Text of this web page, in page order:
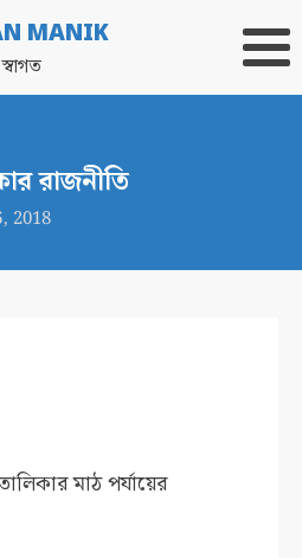
MANIK
রাজনীতি
2018
মাঠ পর্যায়ের